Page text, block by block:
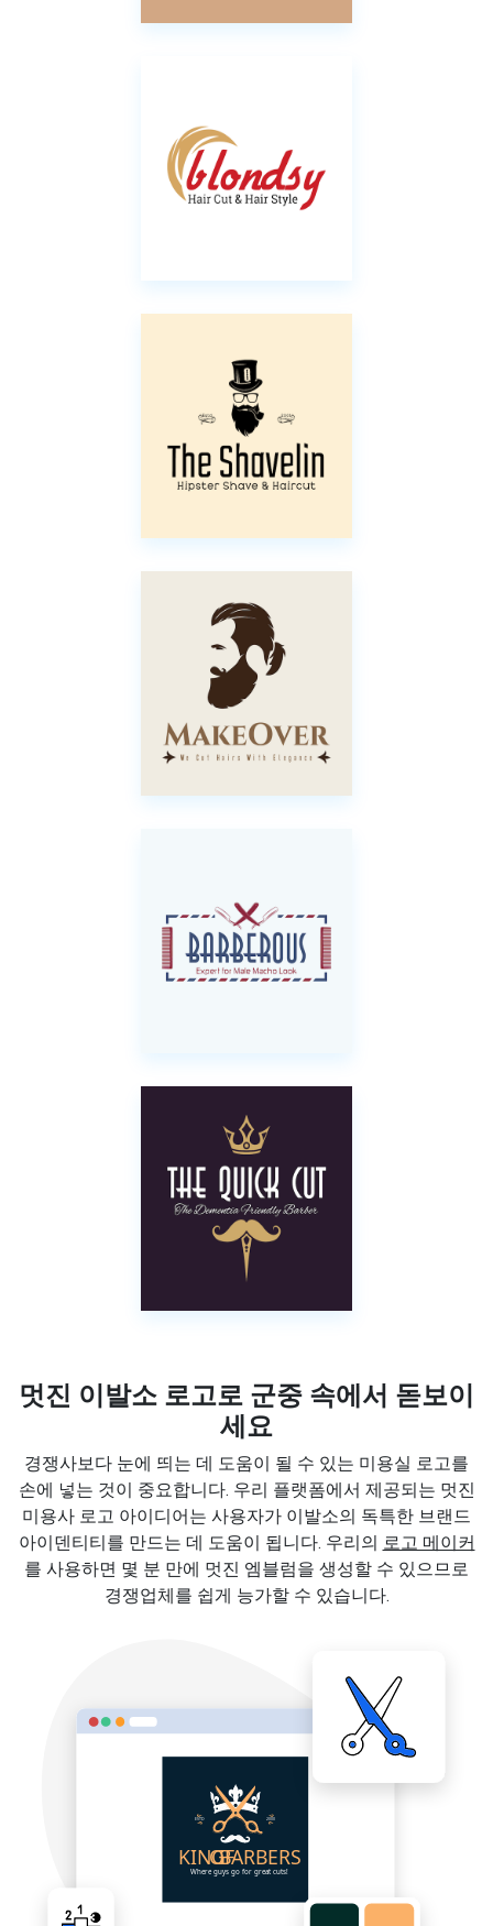
멋진 이발소 로고로 군중 속에서 돋보이
세요
경쟁사보다 눈에 띄는 데 도움이 될 수 있는 미용실 로고를
손에 넣는 것이 중요합니다. 우리 플랫폼에서 제공되는 멋진
미용사 로고 아이디어는 사용자가 이발소의 독특한 브랜드
아이덴티티를 만드는 데 도움이 됩니다. 우리의 로고 메이커
를 사용하면 몇 분 만에 멋진 엠블럼을 생성할 수 있으므로
경쟁업체를 쉽게 능가할 수 있습니다.